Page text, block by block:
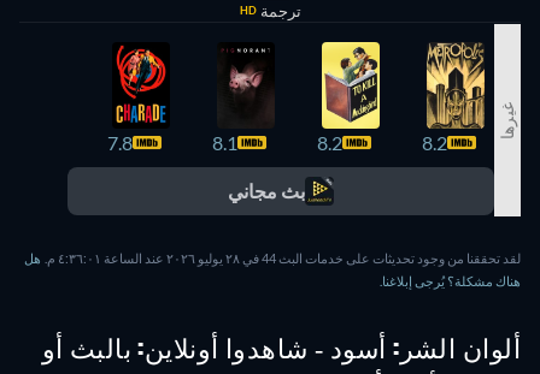
ترجمة HD
غيرها
8.2
8.2
8.1
7.8
بث مجاني
لقد تحققنا من وجود تحديثات على خدمات البث 44 في ٢٨ يوليو ٢٠٢٦ عند الساعة ٤:٣٦:٠١ م.
هل
هناك مشكلة؟ يُرجى إبلاغنا.
ألوان الشر: أسود - شاهدوا أونلاين: بالبث أو